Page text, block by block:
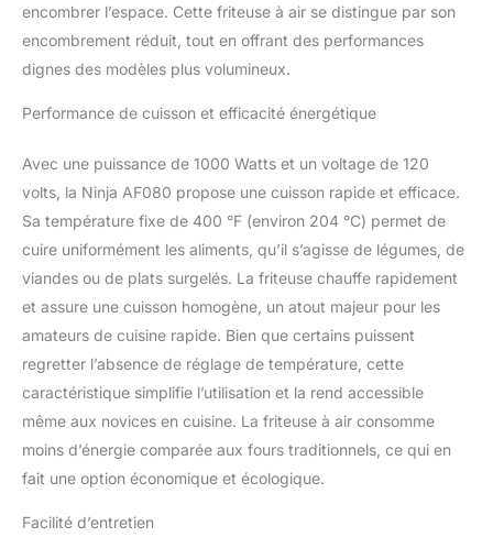
60 minutes en tournant
le cadran. FAVORIS
frire à l'air libre avec
jusqu'à 75 % de graisse
en moins que les
traditionnelles. * *Testé
contre les frites coupées
à la main. Facile à
nettoyer : comprend un
adhésif et une plaque à
croustiller. Contenu :
unité de 1000 W, panier
de cuisson anti-adhésif
croussoir antiadhésive.
encombrer l’espace. Cette friteuse à air se distingue par son
encombrement réduit, tout en offrant des performances
dignes des modèles plus volumineux.
Performance de cuisson et efficacité énergétique
Avec une puissance de 1000 Watts et un voltage de 120
volts, la Ninja AF080 propose une cuisson rapide et efficace.
Sa température fixe de 400 °F (environ 204 °C) permet de
cuire uniformément les aliments, qu’il s’agisse de légumes, de
viandes ou de plats surgelés. La friteuse chauffe rapidement
et assure une cuisson homogène, un atout majeur pour les
amateurs de cuisine rapide. Bien que certains puissent
regretter l’absence de réglage de température, cette
caractéristique simplifie l’utilisation et la rend accessible
même aux novices en cuisine. La friteuse à air consomme
moins d’énergie comparée aux fours traditionnels, ce qui en
fait une option économique et écologique.
Facilité d’entretien